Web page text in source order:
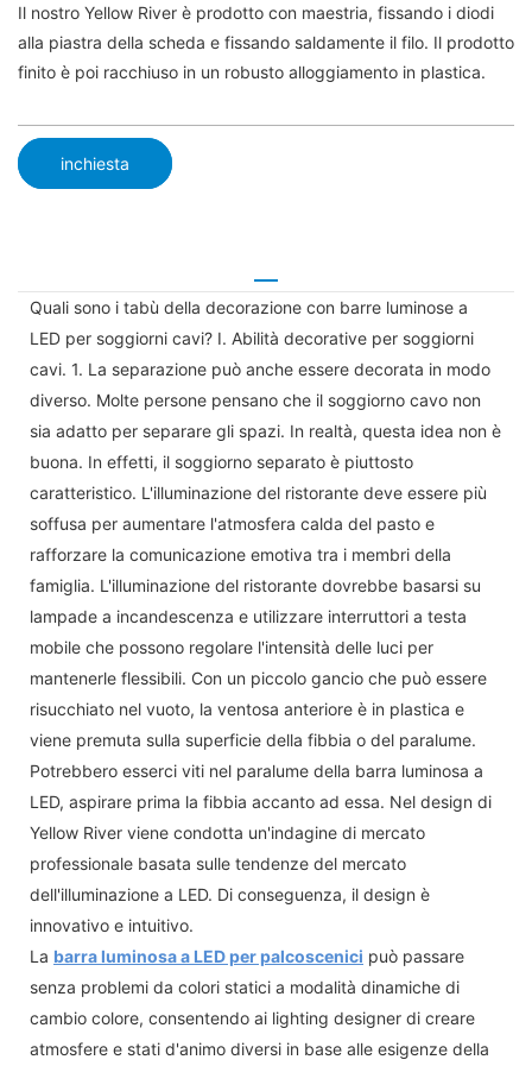
Il nostro Yellow River è prodotto con maestria, fissando i diodi
alla piastra della scheda e fissando saldamente il filo. Il prodotto
finito è poi racchiuso in un robusto alloggiamento in plastica.
inchiesta
Quali sono i tabù della decorazione con barre luminose a
LED per soggiorni cavi? I. Abilità decorative per soggiorni
cavi. 1. La separazione può anche essere decorata in modo
diverso. Molte persone pensano che il soggiorno cavo non
sia adatto per separare gli spazi. In realtà, questa idea non è
buona. In effetti, il soggiorno separato è piuttosto
caratteristico. L'illuminazione del ristorante deve essere più
soffusa per aumentare l'atmosfera calda del pasto e
rafforzare la comunicazione emotiva tra i membri della
famiglia. L'illuminazione del ristorante dovrebbe basarsi su
lampade a incandescenza e utilizzare interruttori a testa
mobile che possono regolare l'intensità delle luci per
mantenerle flessibili. Con un piccolo gancio che può essere
risucchiato nel vuoto, la ventosa anteriore è in plastica e
viene premuta sulla superficie della fibbia o del paralume.
Potrebbero esserci viti nel paralume della barra luminosa a
LED, aspirare prima la fibbia accanto ad essa. Nel design di
Yellow River viene condotta un'indagine di mercato
professionale basata sulle tendenze del mercato
dell'illuminazione a LED. Di conseguenza, il design è
innovativo e intuitivo.
La barra luminosa a LED per palcoscenici può passare
senza problemi da colori statici a modalità dinamiche di
cambio colore, consentendo ai lighting designer di creare
atmosfere e stati d'animo diversi in base alle esigenze della